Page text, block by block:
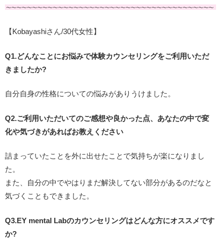
【Kobayashiさん/30代女性】
Q1.どんなことにお悩みで体験カウンセリングをご利用いただ
きましたか?
自分自身の性格についての悩みがありうけました。
Q2.ご利用いただいてのご感想や良かった点、あなたの中で変
化や気づきがあればお教えください
詰まっていたことを外に出せたことで気持ちが楽になりまし
た。
また、自分の中でやはりまだ解決してない部分があるのだなと
気づくこともできました。
Q3.EY mental Labのカウンセリングはどんな方にオススメです
か?